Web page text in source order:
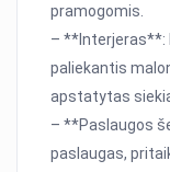
pramogomis.
– **Interjeras**:
paliekantis
apstatytas
– **Paslaugos
paslaugas,